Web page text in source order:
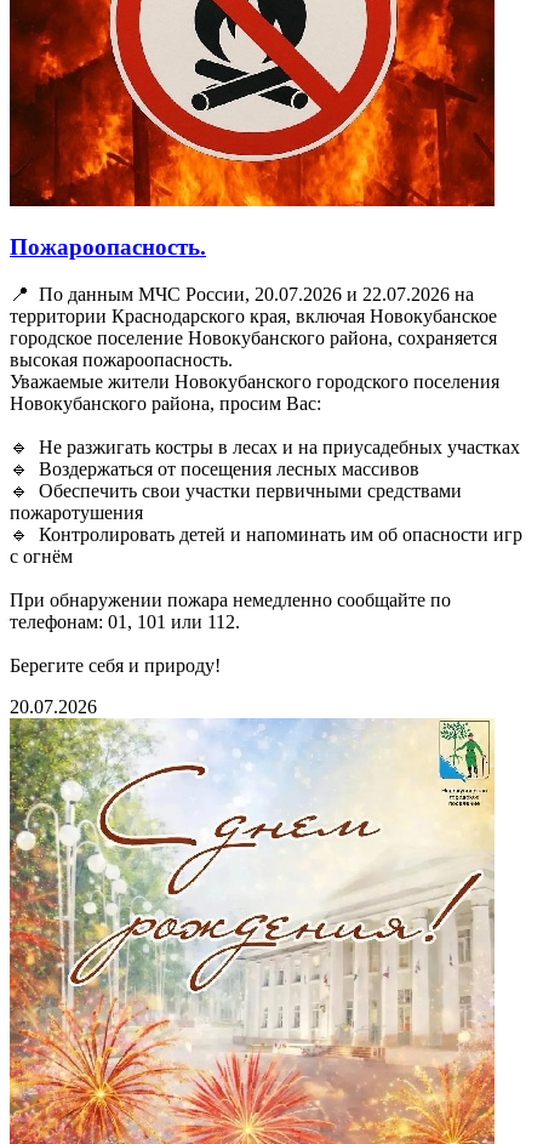
Пожароопасность.
📍 По данным МЧС России, 20.07.2026 и 22.07.2026 на
территории Краснодарского края, включая Новокубанское
городское поселение Новокубанского района, сохраняется
высокая пожароопасность.
Уважаемые жители Новокубанского городского поселения
Новокубанского района, просим Вас:
🔹 Не разжигать костры в лесах и на приусадебных участках
🔹 Воздержаться от посещения лесных массивов
🔹 Обеспечить свои участки первичными средствами
пожаротушения
🔹 Контролировать детей и напоминать им об опасности игр
с огнём
При обнаружении пожара немедленно сообщайте по
телефонам: 01, 101 или 112.
Берегите себя и природу!
20.07.2026